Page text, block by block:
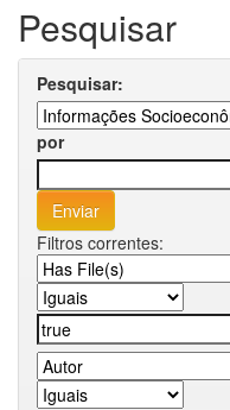
Pesquisar
Pesquisar:
por
Filtros correntes: